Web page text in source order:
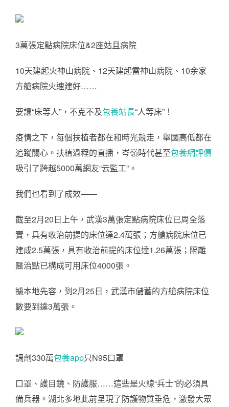
3萬張定點病院床位&2座姑且病院
10天建起火神山病院、12天建起雷神山病院、10余家
方艙病院火速建好……
要讓“床等人”，不克不及包養站長“人等床”！
疫情之下，每個扶植者都在和時光競走，舉國高低都在
追蹤關心。扶植過程的直播，岑嶺時代甚至包養網評價
吸引了跨越5000萬網友“云監工”。
我們也看到了成效——
截至2月20日上午，武漢3萬張定點病院床位已周全落
實，具有收治前提的床位達2.4萬張；方艙病院床位已
建成2.5萬張，具有收治前提的床位達1.26萬張；隔離
醫治點已構成可用床位4000張。
據本地先容，到2月25日，武漢市儲蓄的方艙病院床位
數要到達3萬張。
調劑330萬包養app只N95口罩
口罩、護目鏡、防護服……這些是火線“兵士”的必須具
備兵器。湖北多地此前呈現了防護物質垂危，激發大眾